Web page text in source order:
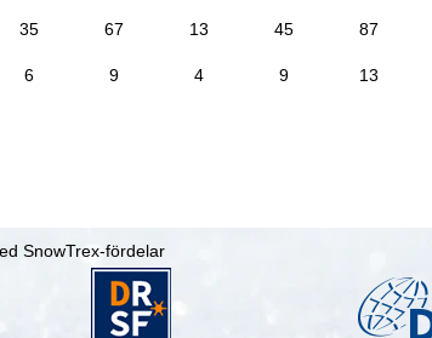
35 67 13 45 87
6 9 4 9 13
SnowTrex-fördelar